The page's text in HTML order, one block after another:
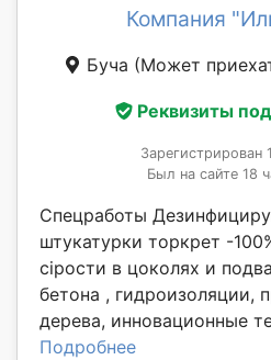
Компания
Буча (Может
Реквизиты
Зарегистрирован
Был на сайте 18
Спецработы
штукатурки торкрет -
сірости в цоколях и
бетона , гидроизоляции,
дерева, инновационные
Подробнее